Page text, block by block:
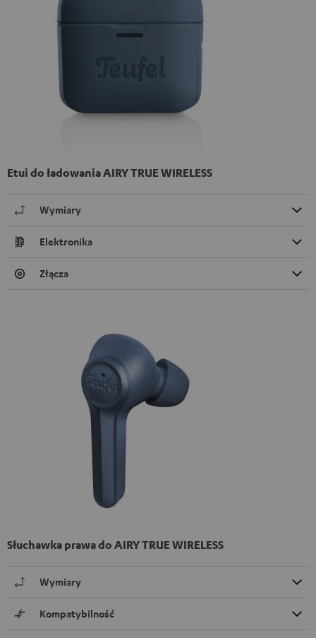
Etui do ładowania AIRY TRUE WIRELESS
Wymiary
Elektronika
Złącza
Słuchawka prawa do AIRY TRUE WIRELESS
Wymiary
Kompatybilność